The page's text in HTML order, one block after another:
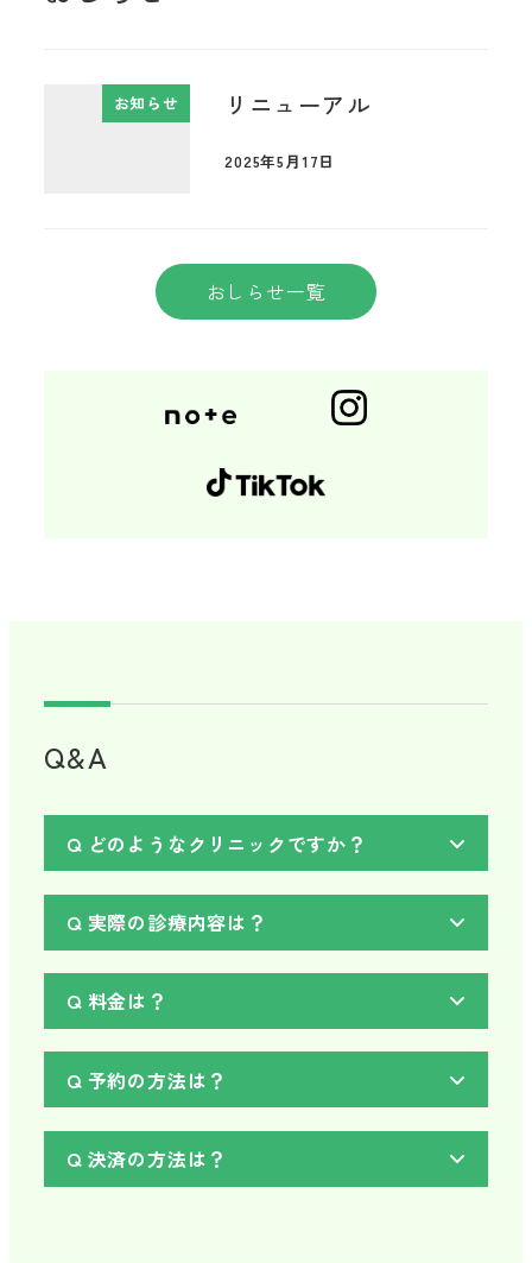
お知らせ リニューアル
2025年5月17日
おしらせ一覧
Q&A
Q どのようなクリニックですか？
Q 実際の診療内容は？
Q 料金は？
Q 予約の方法は？
Q 決済の方法は？